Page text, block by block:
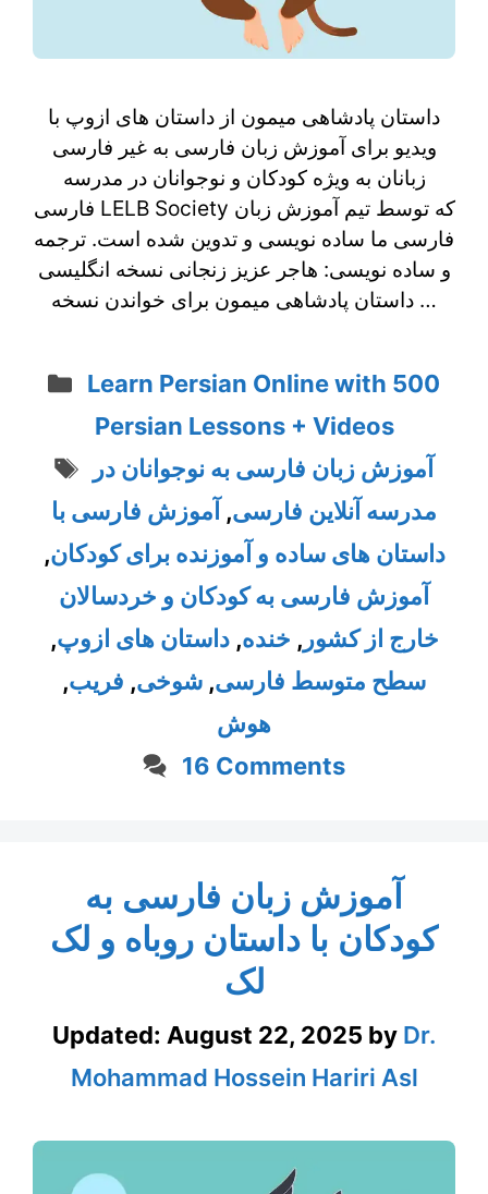
داستان پادشاهی میمون از داستان های ازوپ با
ویدیو برای آموزش زبان فارسی به غیر فارسی
زبانان به ویژه کودکان و نوجوانان در مدرسه
فارسی LELB Society که توسط تیم آموزش زبان
فارسی ما ساده نویسی و تدوین شده است. ترجمه
و ساده نویسی: هاجر عزیز زنجانی نسخه انگلیسی
داستان پادشاهی میمون برای خواندن نسخه …
Categories
Learn Persian Online with 500
Persian Lessons + Videos
Tags
آموزش زبان فارسی به نوجوانان در
مدرسه آنلاین فارسی, آموزش فارسی با
داستان های ساده و آموزنده برای کودکان,
آموزش فارسی به کودکان و خردسالان
خارج از کشور , خنده,داستان های ازوپ,
سطح متوسط فارسی, شوخی, فریب,
هوش
16 Comments
آموزش زبان فارسی به
کودکان با داستان روباه و لک
لک
Updated: August 22, 2025 by Dr.
Mohammad Hossein Hariri Asl